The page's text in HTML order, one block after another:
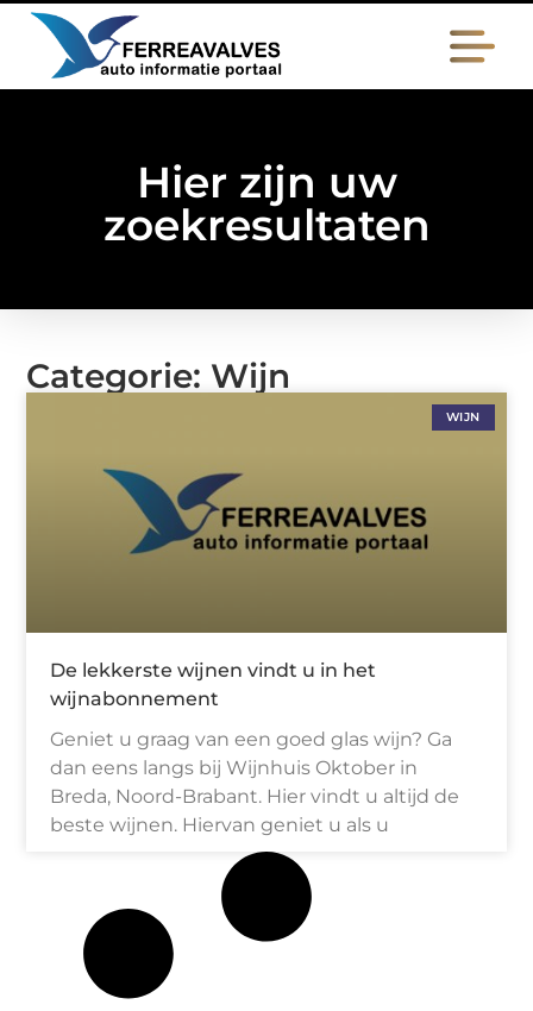
Hier zijn uw
zoekresultaten
Categorie: Wijn
WIJN
De lekkerste wijnen vindt u in het
wijnabonnement
Geniet u graag van een goed glas wijn? Ga
dan eens langs bij Wijnhuis Oktober in
Breda, Noord-Brabant. Hier vindt u altijd de
beste wijnen. Hiervan geniet u als u